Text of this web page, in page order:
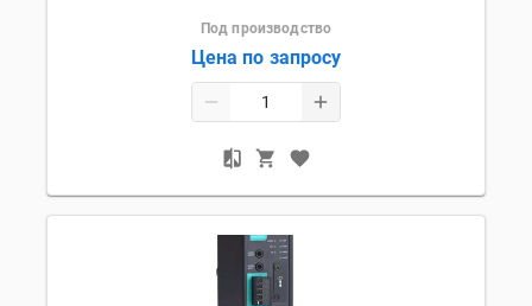
Под производство
Цена по запросу